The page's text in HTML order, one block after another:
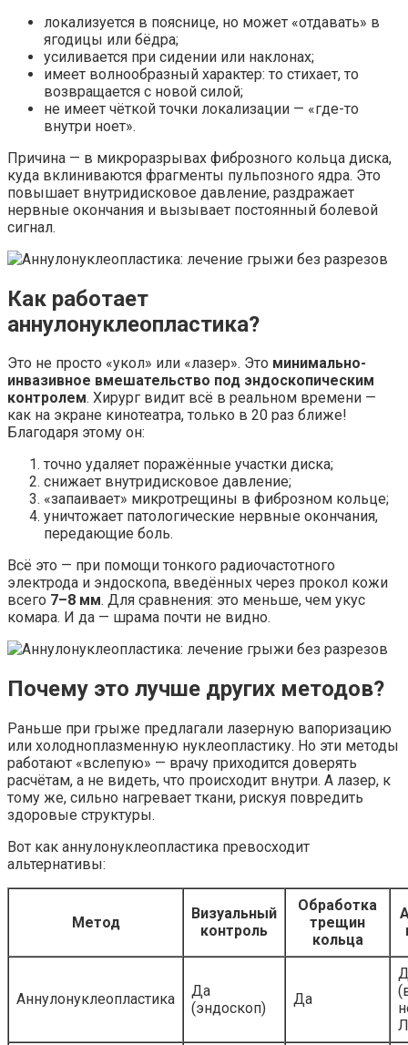
локализуется в пояснице, но может «отдавать» в
ягодицы или бёдра;
усиливается при сидении или наклонах;
имеет волнообразный характер: то стихает, то
возвращается с новой силой;
не имеет чёткой точки локализации — «где-то
внутри ноет».
Причина — в микроразрывах фиброзного кольца диска,
куда вклиниваются фрагменты пульпозного ядра. Это
повышает внутридисковое давление, раздражает
нервные окончания и вызывает постоянный болевой
сигнал.
Как работает
аннулонуклеопластика?
Это не просто «укол» или «лазер». Это минимально-
инвазивное вмешательство под эндоскопическим
контролем. Хирург видит всё в реальном времени —
как на экране кинотеатра, только в 20 раз ближе!
Благодаря этому он:
точно удаляет поражённые участки диска;
снижает внутридисковое давление;
«запаивает» микротрещины в фиброзном кольце;
уничтожает патологические нервные окончания,
передающие боль.
Всё это — при помощи тонкого радиочастотного
электрода и эндоскопа, введённых через прокол кожи
всего 7–8 мм. Для сравнения: это меньше, чем укус
комара. И да — шрама почти не видно.
Почему это лучше других методов?
Раньше при грыже предлагали лазерную вапоризацию
или холодноплазменную нуклеопластику. Но эти методы
работают «вслепую» — врачу приходится доверять
расчётам, а не видеть, что происходит внутри. А лазер, к
тому же, сильно нагревает ткани, рискуя повредить
здоровые структуры.
Вот как аннулонуклеопластика превосходит
альтернативы:
Метод
Визуальный
контроль
Обработка
трещин
кольца
Аннулонуклеопластика
Да
(эндоскоп)
Да